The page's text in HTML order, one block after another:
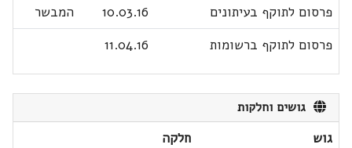
פרסום לתוקף בעיתונים
10.03.16
המבשר
פרסום לתוקף ברשומות
11.04.16
גושים וחלקות
גוש חלקה